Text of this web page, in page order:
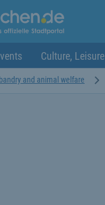
Culture, Leisure
and animal welfare